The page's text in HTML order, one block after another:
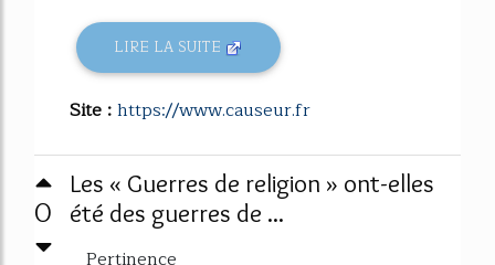
LIRE LA SUITE
Site :https://www.causeur.fr
0
Les « Guerres de religion » ont-elles
été des guerres de ...